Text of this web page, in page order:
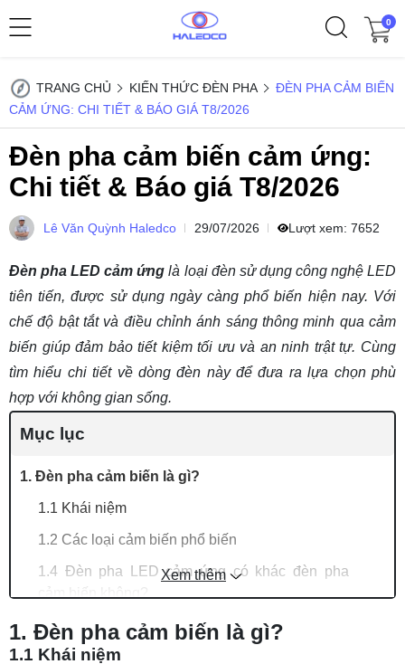
0
TRANG CHỦ KIẾN THỨC ĐÈN PHA
ĐÈN PHA CẢM BIẾN
CẢM ỨNG: CHI TIẾT & BÁO GIÁ T8/2026
Đèn pha cảm biến cảm ứng:
Chi tiết & Báo giá T8/2026
Lê Văn Quỳnh Haledco 29/07/2026 Lượt xem: 7652
Đèn pha LED cảm ứng là loại đèn sử dụng công nghệ LED
tiên tiến, được sử dụng ngày càng phổ biến hiện nay. Với
chế độ bật tắt và điều chỉnh ánh sáng thông minh qua cảm
biến giúp đảm bảo tiết kiệm tối ưu và an ninh trật tự. Cùng
tìm hiểu chi tiết về dòng đèn này để đưa ra lựa chọn phù
hợp với không gian sống.
Mục lục
1. Đèn pha cảm biến là gì?
1.1 Khái niệm
1.2 Các loại cảm biến phổ biến
1.4 Đèn pha LED cảm ứng có khác đèn pha
2. Ưu điểm nổi bật của đèn pha cảm biến, cảm
ứng
Xem thêm
1. Đèn pha cảm biến là gì?
1.1 Khái niệm